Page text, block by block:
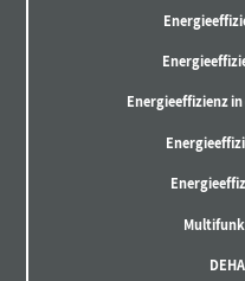
Energieeffizienz